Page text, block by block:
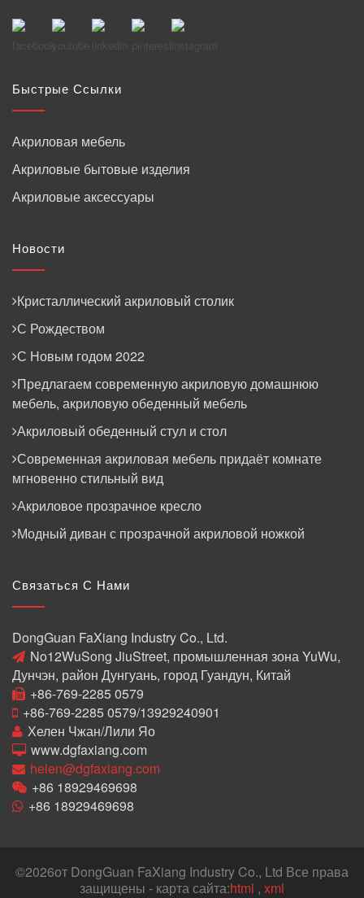
Быстрые Ссылки
Акриловая мебель
Акриловые бытовые изделия
Акриловые аксессуары
Новости
Кристаллический акриловый столик
С Рождеством
С Новым годом 2022
Предлагаем современную акриловую домашнюю
мебель, акриловую обеденный мебель
Акриловый обеденный стул и стол
Современная акриловая мебель придаёт комнате
мгновенно стильный вид
Акриловое прозрачное кресло
Модный диван с прозрачной акриловой ножкой
Связаться С Нами
DongGuan FaXiang Industry Co., Ltd.
No12WuSong JiuStreet, промышленная зона YuWu,
Дунчэн, район Дунгуань, город Гуандун, Китай
+86-769-2285 0579
+86-769-2285 0579/13929240901
Хелен Чжан/Лили Яо
www.dgfaxiang.com
helen@dgfaxiang.com
+86 18929469698
+86 18929469698
©2026от DongGuan FaXiang Industry Co., Ltd Все права
защищены - карта сайта:html , xml